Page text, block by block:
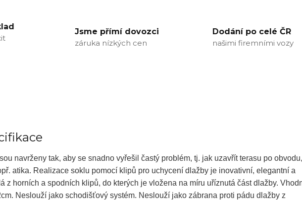
Jsme přímí dovozci
záruka nízkých cen
Dodání po celé ČR
našimi firemními vozy
navrženy tak, aby se snadno vyřešil častý problém, tj. jak uzavřít terasu po
atika. Realizace soklu pomocí klipů pro uchycení dlažby je inovativní, elegantní a
z horních a spodních klipů, do kterých je vložena na míru uříznutá část dlažby.
Neslouží jako schodišťový systém. Neslouží jako zábrana proti pádu dlažby z